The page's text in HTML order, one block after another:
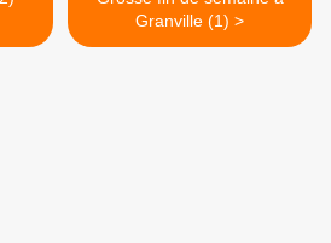
Granville (1) >